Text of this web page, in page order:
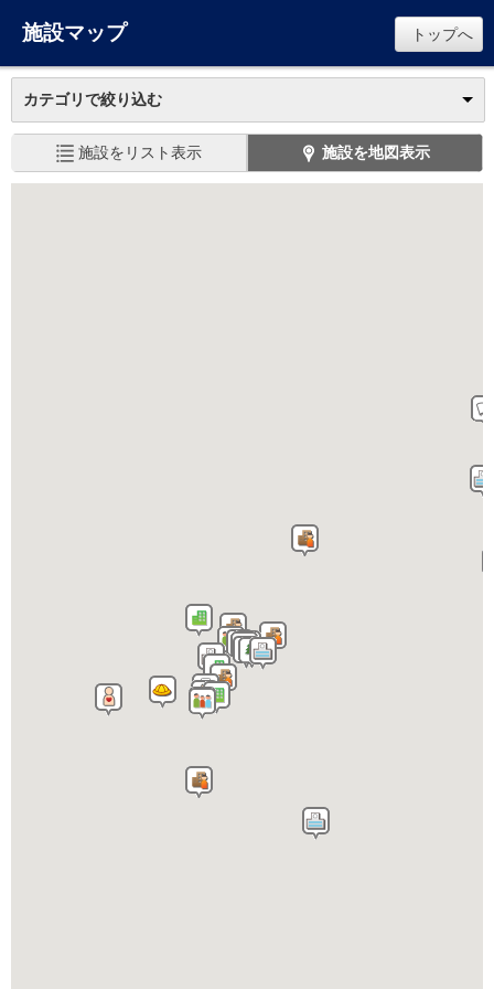
施設マップ トップへ
カテゴリで絞り込む
施設をリスト表示 施設を地図表示